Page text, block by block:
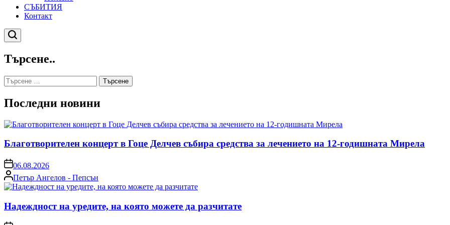
СЪБИТИЯ
Контакт
Търсене
Търсене..
Търсене
за:
Последни новини
Благотворителен концерт в Гоце Делчев събира средства за лечението на 12-годишната Мирела
on06.08.2026
Posted
by
Петър Ангелов - Пепсън
Надеждност на уредите, на която можете да разчитате